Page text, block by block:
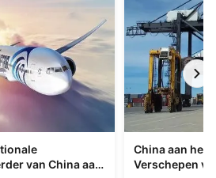
van China aan
China aan het
Verschepen